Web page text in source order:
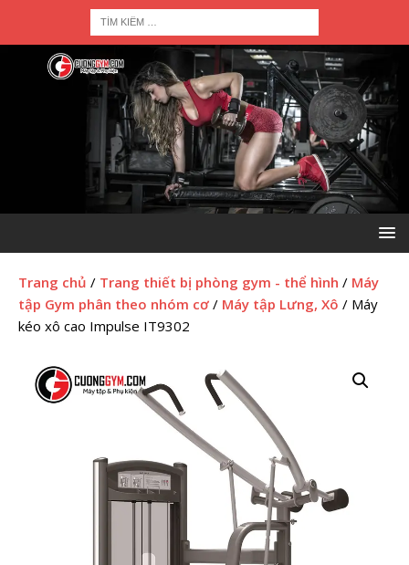
Trang chủ / Trang thiết bị phòng gym - thể hình / Máy
tập Gym phân theo nhóm cơ / Máy tập Lưng, Xô / Máy
kéo xô cao Impulse IT9302